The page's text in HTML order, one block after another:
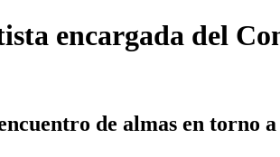
encargada del
de almas en torno